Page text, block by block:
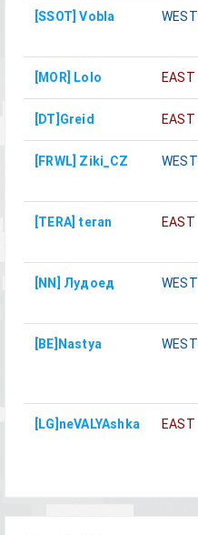
[SSOT] Vobla WEST
[MOR] Lolo EAST
[DT]Greid EAST
[FRWL] Ziki_CZ WEST
[TERA] teran EAST
[NN] Лудоед WEST
[BE]Nastya WEST
[LG]neVALYAshka EAST